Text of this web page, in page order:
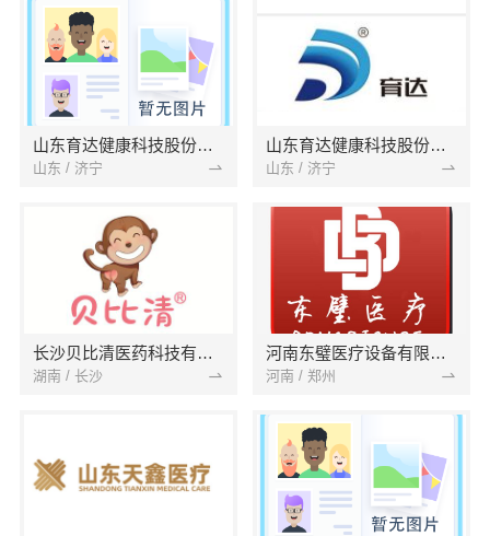
山东育达健康科技股份有限公司
山东 / 济宁
山东育达健康科技股份有限公司
山东 / 济宁
长沙贝比清医药科技有限公司
湖南 / 长沙
河南东璧医疗设备有限公司
河南 / 郑州